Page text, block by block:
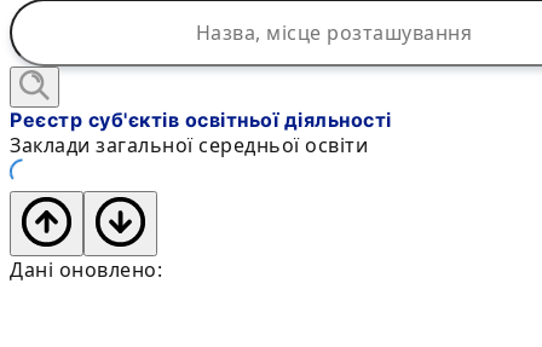
Реєстр суб'єктів освітньої діяльності
Заклади загальної середньої освіти
Дані оновлено: